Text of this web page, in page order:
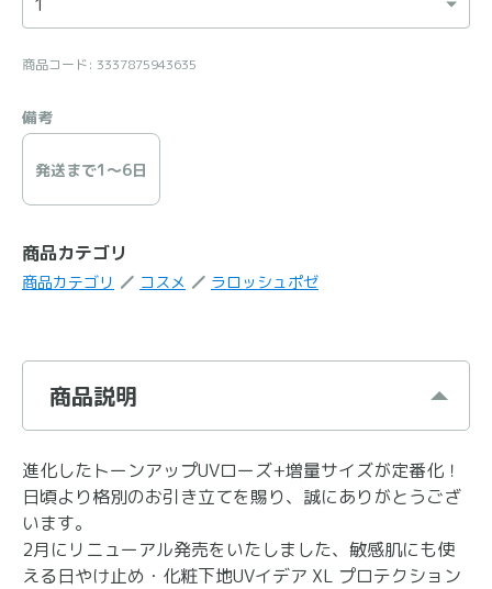
商品コード: 3337875943635
備考
発送まで1〜6日
商品カテゴリ
商品カテゴリ コスメ ラロッシュポゼ
商品説明
進化したトーンアップUVローズ+増量サイズが定番化！
日頃より格別のお引き立てを賜り、誠にありがとうござ
います。
2月にリニューアル発売をいたしました、敏感肌にも使
える日やけ止め・化粧下地UVイデア XL プロテクション